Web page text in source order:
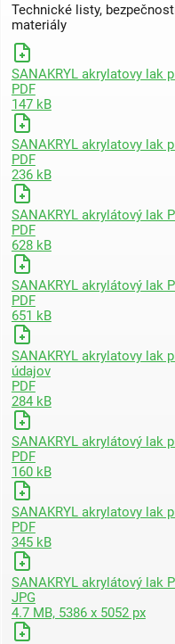
Technické listy,
materiály
SANAKRYL akrylatovy lak
PDF
147 kB
SANAKRYL akrylatovy lak
PDF
236 kB
SANAKRYL akrylátový lak
PDF
628 kB
SANAKRYL akrylátový lak
PDF
651 kB
SANAKRYL akrylatovy lak
údajov
PDF
284 kB
SANAKRYL akrylátový lak
PDF
160 kB
SANAKRYL akrylatovy lak
PDF
345 kB
SANAKRYL akrylátový lak
JPG
4.7 MB, 5386 x 5052 px